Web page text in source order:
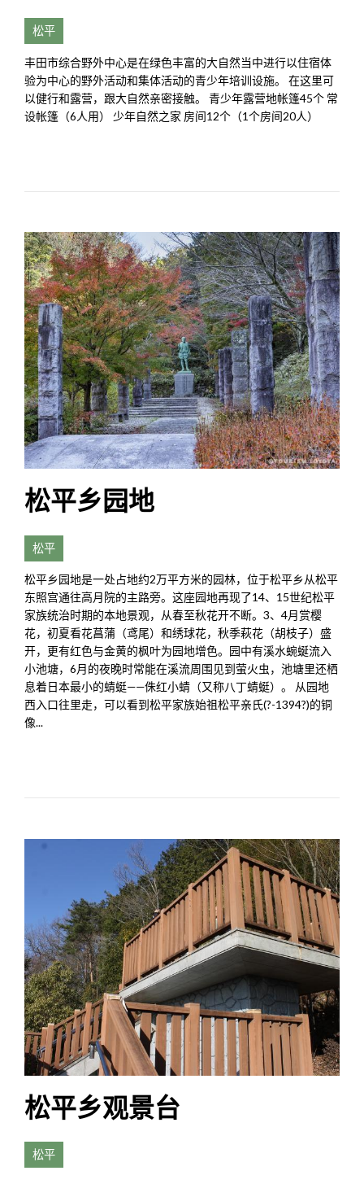
松平
丰田市综合野外中心是在绿色丰富的大自然当中进行以住宿体
验为中心的野外活动和集体活动的青少年培训设施。 在这里可
以健行和露营，跟大自然亲密接触。 青少年露营地帐篷45个 常
设帐篷（6人用） 少年自然之家 房间12个（1个房间20人）
松平乡园地
松平
松平乡园地是一处占地约2万平方米的园林，位于松平乡从松平
东照宫通往高月院的主路旁。这座园地再现了14、15世纪松平
家族统治时期的本地景观，从春至秋花开不断。3、4月赏樱
花，初夏看花菖蒲（鸢尾）和绣球花，秋季萩花（胡枝子）盛
开，更有红色与金黄的枫叶为园地增色。园中有溪水蜿蜒流入
小池塘，6月的夜晚时常能在溪流周围见到萤火虫，池塘里还栖
息着日本最小的蜻蜓——侏红小蜻（又称八丁蜻蜓）。 从园地
西入口往里走，可以看到松平家族始祖松平亲氏(?-1394?)的铜
像...
松平乡观景台
松平